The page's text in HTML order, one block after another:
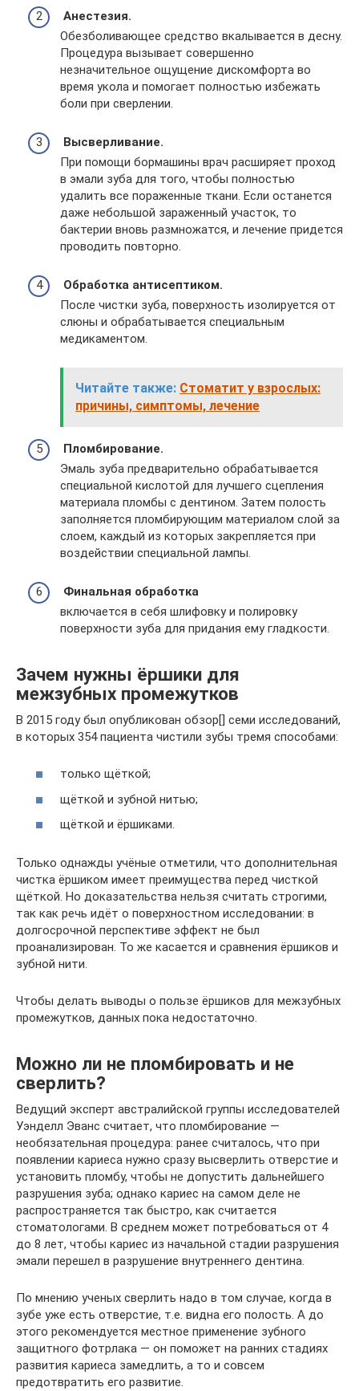
Анестезия.
Обезболивающее средство вкалывается в десну.
Процедура вызывает совершенно
незначительное ощущение дискомфорта во
время укола и помогает полностью избежать
боли при сверлении.
Высверливание.
При помощи бормашины врач расширяет проход
в эмали зуба для того, чтобы полностью
удалить все пораженные ткани. Если останется
даже небольшой зараженный участок, то
бактерии вновь размножатся, и лечение придется
проводить повторно.
Обработка антисептиком.
После чистки зуба, поверхность изолируется от
слюны и обрабатывается специальным
медикаментом.
Читайте также: Стоматит у взрослых:
причины, симптомы, лечение
Пломбирование.
Эмаль зуба предварительно обрабатывается
специальной кислотой для лучшего сцепления
материала пломбы с дентином. Затем полость
заполняется пломбирующим материалом слой за
слоем, каждый из которых закрепляется при
воздействии специальной лампы.
Финальная обработка
включается в себя шлифовку и полировку
поверхности зуба для придания ему гладкости.
Зачем нужны ёршики для
межзубных промежутков
В 2015 году был опубликован обзор[] семи исследований,
в которых 354 пациента чистили зубы тремя способами:
только щёткой;
щёткой и зубной нитью;
щёткой и ёршиками.
Только однажды учёные отметили, что дополнительная
чистка ёршиком имеет преимущества перед чисткой
щёткой. Но доказательства нельзя считать строгими,
так как речь идёт о поверхностном исследовании: в
долгосрочной перспективе эффект не был
проанализирован. То же касается и сравнения ёршиков и
зубной нити.
Чтобы делать выводы о пользе ёршиков для межзубных
промежутков, данных пока недостаточно.
Можно ли не пломбировать и не
сверлить?
Ведущий эксперт австралийской группы исследователей
Уэнделл Эванс считает, что пломбирование —
необязательная процедура: ранее считалось, что при
появлении кариеса нужно сразу высверлить отверстие и
установить пломбу, чтобы не допустить дальнейшего
разрушения зуба; однако кариес на самом деле не
распространяется так быстро, как считается
стоматологами. В среднем может потребоваться от 4
до 8 лет, чтобы кариес из начальной стадии разрушения
эмали перешел в разрушение внутреннего дентина.
По мнению ученых сверлить надо в том случае, когда в
зубе уже есть отверстие, т.е. видна его полость. А до
этого рекомендуется местное применение зубного
защитного фотрлака — он поможет на ранних стадиях
развития кариеса замедлить, а то и совсем
предотвратить его развитие.